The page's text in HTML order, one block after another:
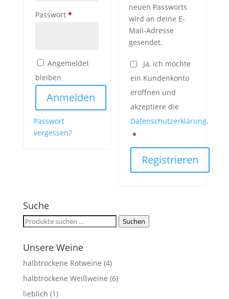
Passwort *Erforderlich
Angemeldet
bleiben
Anmelden
Passwort
vergessen?
neuen Passworts
wird an deine E-
Mail-Adresse
gesendet.
Ja, ich möchte
ein Kundenkonto
eröffnen und
akzeptiere die
Datenschutzerklärung.
*Erforderlich
Registrieren
Suche
Suchen
Suchen
Unsere Weine
halbtrockene Rotweine (4)
halbtrockene Weißweine (6)
lieblich (1)